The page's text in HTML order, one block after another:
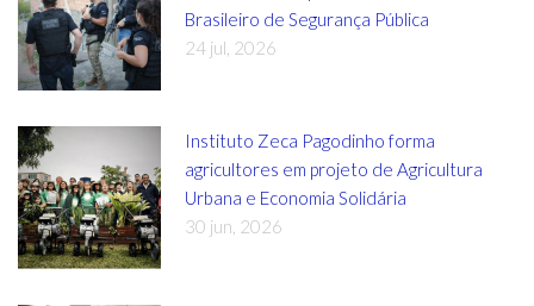
Brasileiro de Segurança Pública
24 jul, 2026
Instituto Zeca Pagodinho forma
agricultores em projeto de Agricultura
Urbana e Economia Solidária
30 jun, 2026